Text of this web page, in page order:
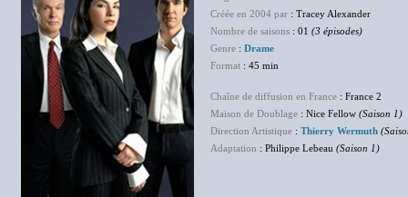
Créée en 2004 par : Tracey Alexander
Nombre de saisons : 01 (3 épisodes)
Genre : Drame
Format : 45 min
Chaîne de diffusion en France : France 2
Maison de Doublage : Nice Fellow (Saison 1)
Direction Artistique : Thierry Wermuth
Adaptation : Philippe Lebeau (Saison 1)